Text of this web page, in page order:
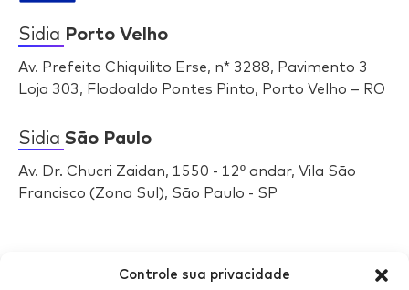
Controle sua privacidade
Sidia Porto Velho
Av. Prefeito Chiquilito Erse, n* 3288, Pavimento 3
Loja 303, Flodoaldo Pontes Pinto, Porto Velho – RO
Sidia São Paulo
Av. Dr. Chucri Zaidan, 1550 - 12º andar, Vila São
Francisco (Zona Sul), São Paulo - SP